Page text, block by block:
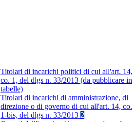
Titolari di incarichi politici di cui all'art. 14,
co. 1, del dlgs n. 33/2013 (da pubblicare in
tabelle)
Titolari di incarichi di amministrazione, di
direzione o di governo di cui all'art. 14, co.
1-bis, del dlgs n. 33/2013 2